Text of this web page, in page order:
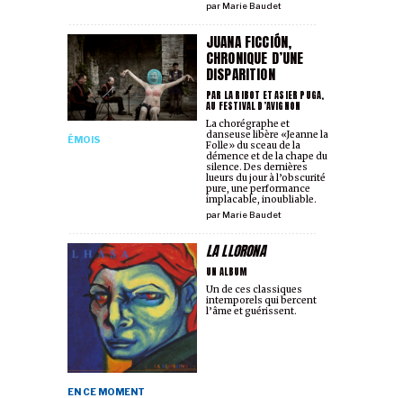
parMarie Baudet
JUANA FICCIÓN,
CHRONIQUE D’UNE
DISPARITION
PAR LA RIBOT ET ASIER PUGA,
AU FESTIVAL D’AVIGNON
ÉMOIS
parMarie Baudet
La chorégraphe et
danseuse libère «Jeanne la
Folle» du sceau de la
démence et de la chape du
silence. Des dernières
lueurs du jour à l’obscurité
pure, une performance
implacable, inoubliable.
LA LLORONA
UN ALBUM
EN CE MOMENT
Un de ces classiques
intemporels qui bercent
l’âme et guérissent.